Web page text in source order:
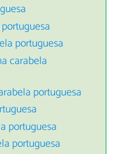
portuguesa
carabela
portuguesa
portuguesa
portuguesa